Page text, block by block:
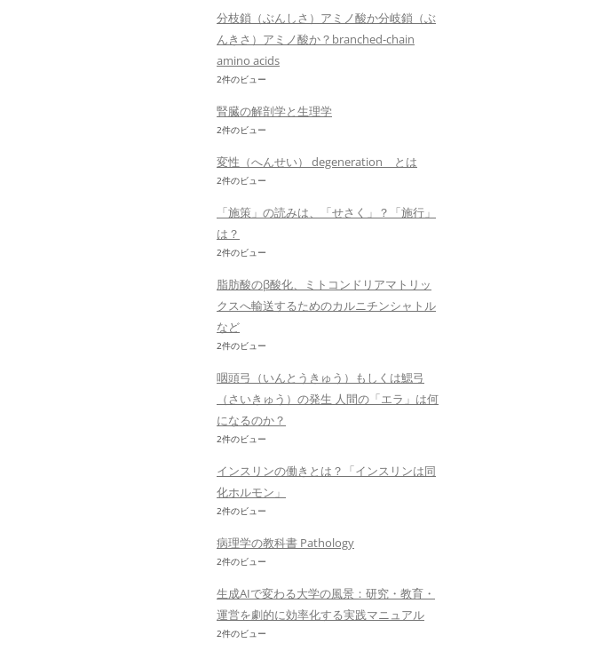
分枝鎖（ぶんしさ）アミノ酸か分岐鎖（ぶ
んきさ）アミノ酸か？branched-chain
amino acids
2件のビュー
腎臓の解剖学と生理学
2件のビュー
変性（へんせい） degeneration とは
2件のビュー
「施策」の読みは、「せさく」？「施行」
は？
2件のビュー
脂肪酸のβ酸化、ミトコンドリアマトリッ
クスへ輸送するためのカルニチンシャトル
など
2件のビュー
咽頭弓（いんとうきゅう）もしくは鰓弓
（さいきゅう）の発生 人間の「エラ」は何
になるのか？
2件のビュー
インスリンの働きとは？「インスリンは同
化ホルモン」
2件のビュー
病理学の教科書 Pathology
2件のビュー
生成AIで変わる大学の風景：研究・教育・
運営を劇的に効率化する実践マニュアル
2件のビュー